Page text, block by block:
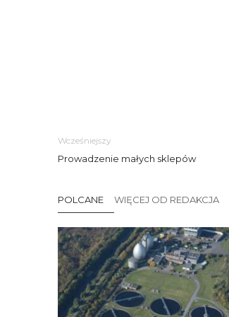
Wcześniejszy
Prowadzenie małych sklepów
POLCANE WIĘCEJ OD REDAKCJA